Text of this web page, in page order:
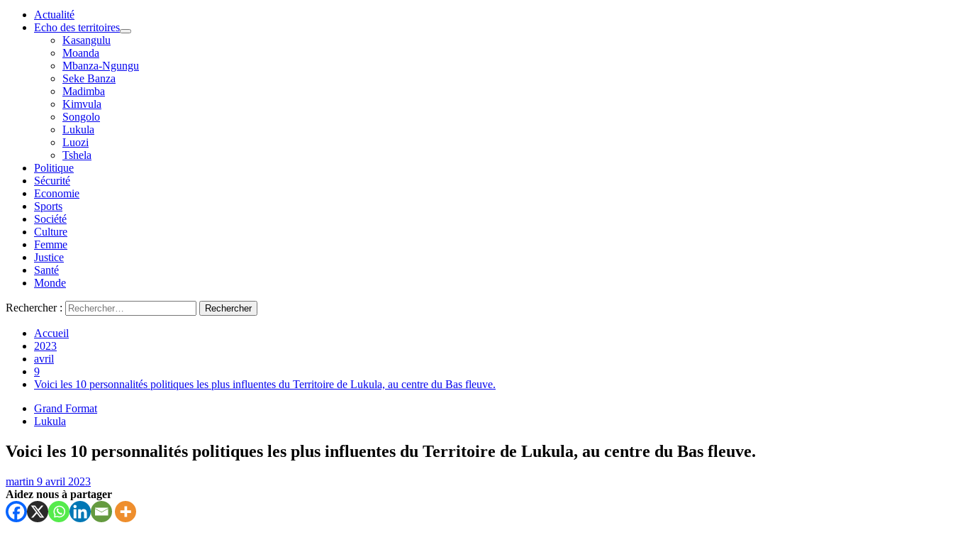
Actualité
Echo des territoires
Kasangulu
Moanda
Mbanza-Ngungu
Seke Banza
Madimba
Kimvula
Songolo
Lukula
Luozi
Tshela
Politique
Sécurité
Economie
Sports
Société
Culture
Femme
Justice
Santé
Monde
Rechercher :
Accueil
2023
avril
9
Voici les 10 personnalités politiques les plus influentes du Territoire de Lukula, au centre du Bas fleuve.
Grand Format
Lukula
Voici les 10 personnalités politiques les plus influentes du Territoire de Lukula, au centre du Bas fleuve.
martin 9 avril 2023
Aidez nous à partager